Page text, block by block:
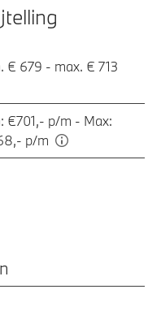
€ 679 - max. € 713
€701,- p/m - Max:
p/m